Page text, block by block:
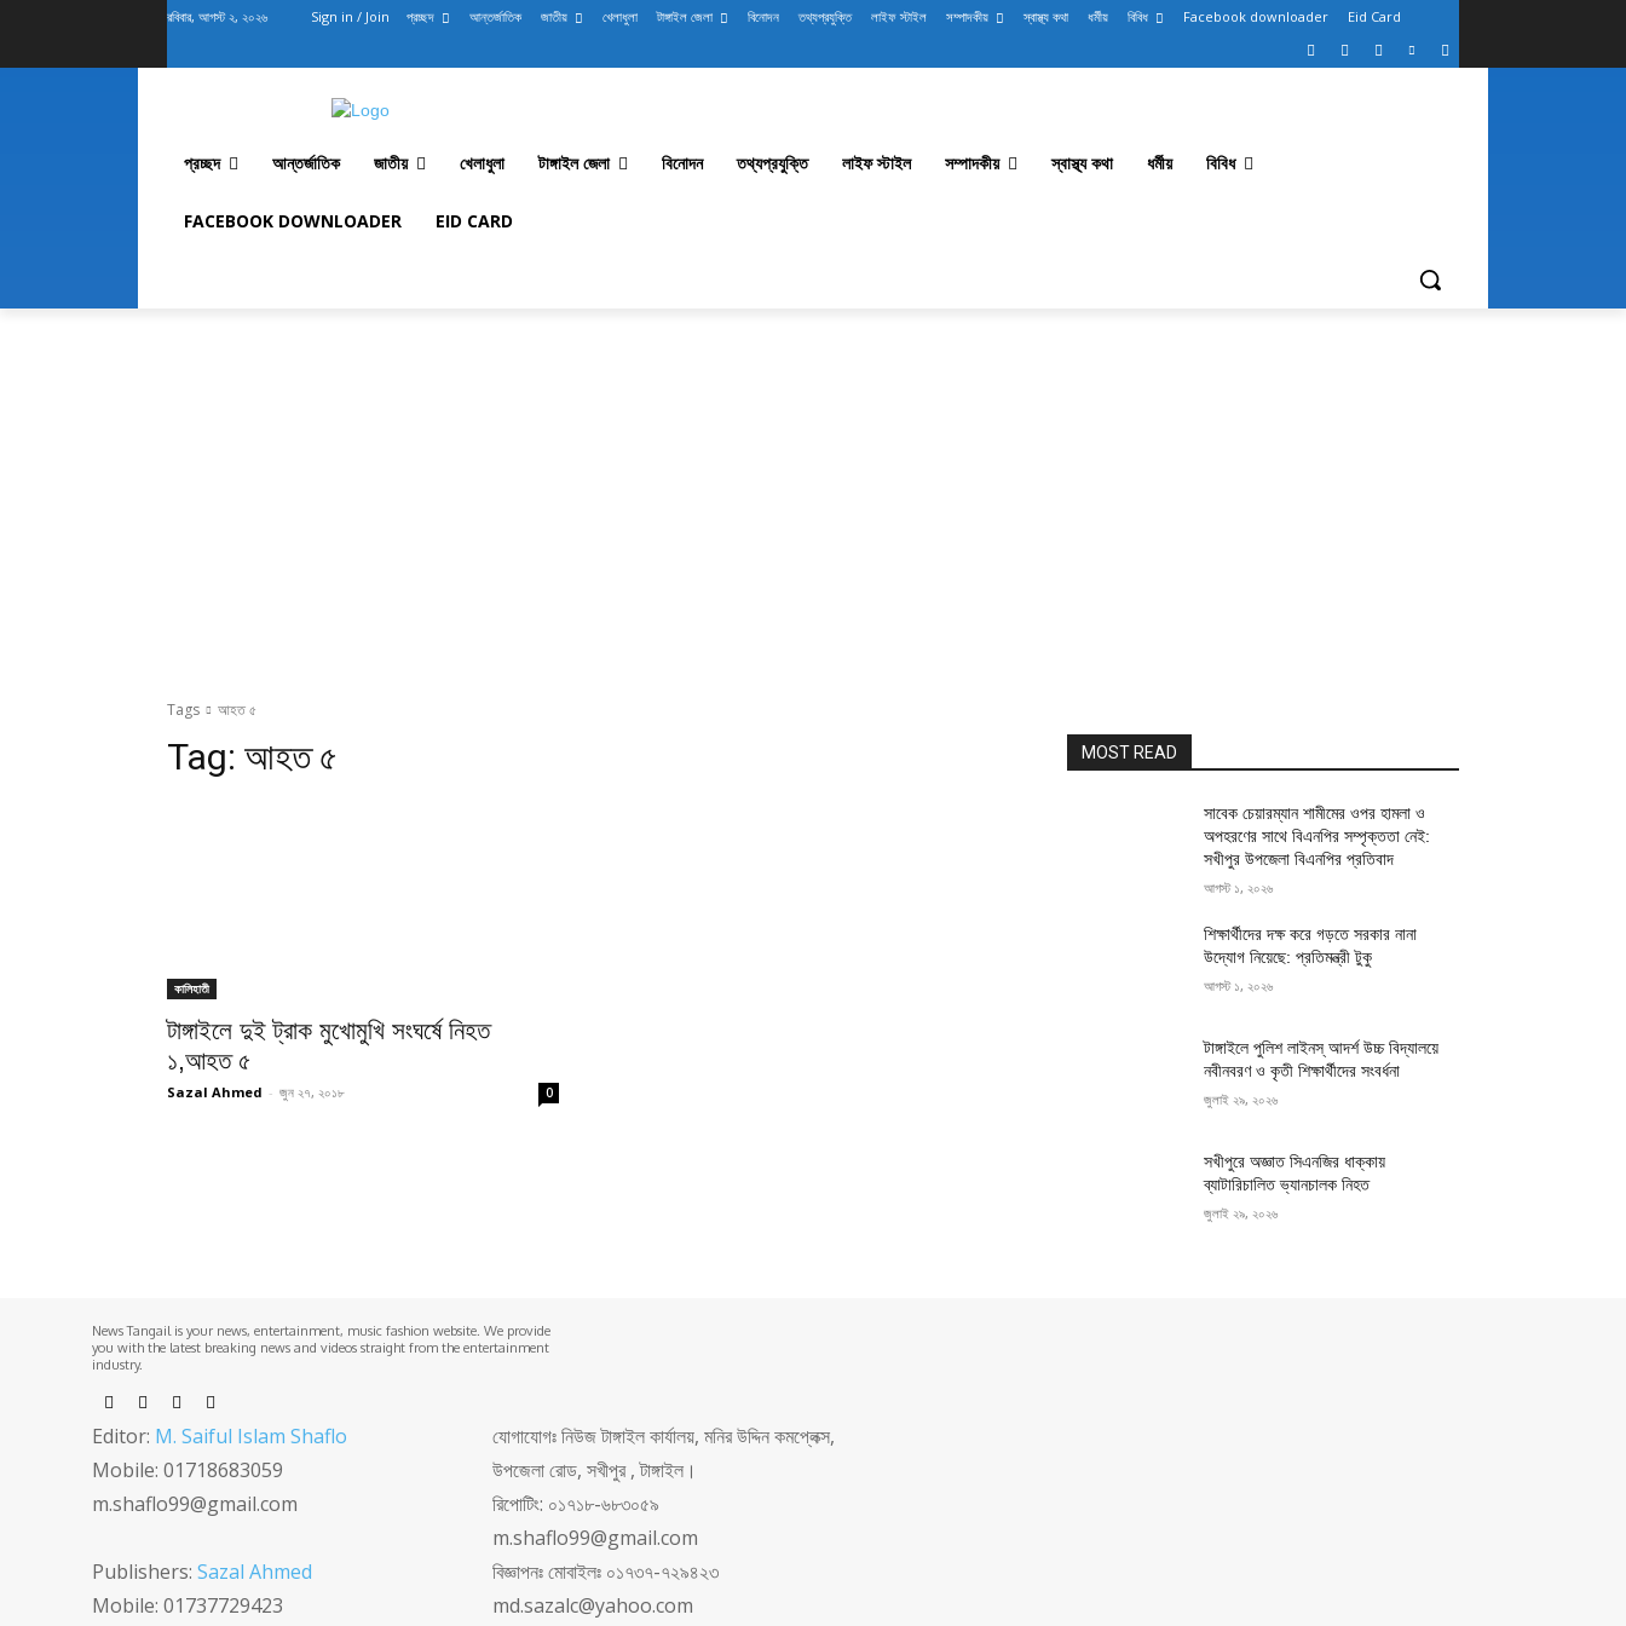
রবিবার, আগস্ট ২, ২০২৬ Sign in / Join প্রচ্ছদ আন্তর্জাতিক জাতীয় খেলাধুলা টাঙ্গাইল জেলা বিনোদন তথ্যপ্রযুক্তি লাইফ স্টাইল সম্পাদকীয় স্বাস্থ্য কথা ধর্মীয় বিবিধ Facebook downloader Eid Card
প্রচ্ছদ আন্তর্জাতিক জাতীয় খেলাধুলা টাঙ্গাইল জেলা বিনোদন তথ্যপ্রযুক্তি লাইফ স্টাইল সম্পাদকীয় স্বাস্থ্য কথা ধর্মীয় বিবিধ
FACEBOOK DOWNLOADER EID CARD
Tags আহত ৫
Tag: আহত ৫
কালিহাতী
টাঙ্গাইলে দুই ট্রাক মুখোমুখি সংঘর্ষে নিহত
১,আহত ৫
Sazal Ahmed - জুন ২৭, ২০১৮ 0
MOST READ
সাবেক চেয়ারম্যান শামীমের ওপর হামলা ও
অপহরণের সাথে বিএনপির সম্পৃক্ততা নেই:
সখীপুর উপজেলা বিএনপির প্রতিবাদ
আগস্ট ১, ২০২৬
শিক্ষার্থীদের দক্ষ করে গড়তে সরকার নানা
উদ্যোগ নিয়েছে: প্রতিমন্ত্রী টুকু
আগস্ট ১, ২০২৬
টাঙ্গাইলে পুলিশ লাইনস্ আদর্শ উচ্চ বিদ্যালয়ে
নবীনবরণ ও কৃতী শিক্ষার্থীদের সংবর্ধনা
জুলাই ২৯, ২০২৬
সখীপুরে অজ্ঞাত সিএনজির ধাক্কায়
ব্যাটারিচালিত ভ্যানচালক নিহত
জুলাই ২৯, ২০২৬
News Tangail is your news, entertainment, music fashion website. We provide
you with the latest breaking news and videos straight from the entertainment
industry.
Editor: M. Saiful Islam Shaflo
Mobile: 01718683059
m.shaflo99@gmail.com
Publishers: Sazal Ahmed
Mobile: 01737729423
যোগাযোগঃ নিউজ টাঙ্গাইল কার্যালয়, মনির উদ্দিন কমপ্লেক্স,
উপজেলা রোড, সখীপুর , টাঙ্গাইল।
রিপোটিং: ০১৭১৮-৬৮৩০৫৯
m.shaflo99@gmail.com
বিজ্ঞাপনঃ মোবাইলঃ ০১৭৩৭-৭২৯৪২৩
md.sazalc@yahoo.com